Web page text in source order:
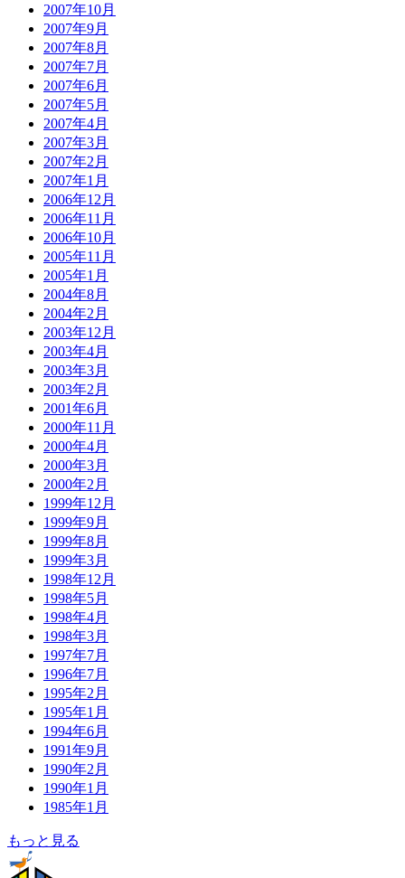
2007年10月
2007年9月
2007年8月
2007年7月
2007年6月
2007年5月
2007年4月
2007年3月
2007年2月
2007年1月
2006年12月
2006年11月
2006年10月
2005年11月
2005年1月
2004年8月
2004年2月
2003年12月
2003年4月
2003年3月
2003年2月
2001年6月
2000年11月
2000年4月
2000年3月
2000年2月
1999年12月
1999年9月
1999年8月
1999年3月
1998年12月
1998年5月
1998年4月
1998年3月
1997年7月
1996年7月
1995年2月
1995年1月
1994年6月
1991年9月
1990年2月
1990年1月
1985年1月
もっと見る